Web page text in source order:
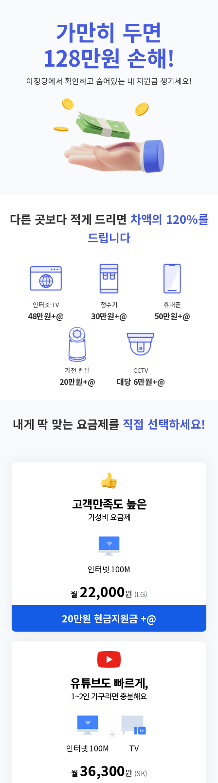
가만히 두면
128만원 손해!
아정당에서 확인하고 숨어있는 내 지원금 챙기세요!
다른 곳보다 적게 드리면 차액의 120%를
드립니다
인터넷·TV
48만원+@
정수기
30만원+@
휴대폰
50만원+@
가전 렌탈
20만원+@
CCTV
대당 6만원+@
내게 딱 맞는 요금제를 직접 선택하세요!
고객만족도 높은
가성비 요금제
인터넷 100M
월 22,000원 (LG)
20만원 현금지원금 +@
유튜브도 빠르게,
1~2인 가구라면 충분해요
인터넷 100M
+
TV
월36,300원 (SK)